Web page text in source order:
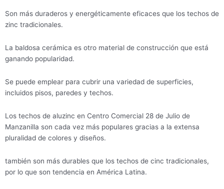
Son más duraderos y energéticamente eficaces que los techos de
zinc tradicionales.
La baldosa cerámica es otro material de construcción que está
ganando popularidad.
Se puede emplear para cubrir una variedad de superficies,
incluidos pisos, paredes y techos.
Los techos de aluzinc en Centro Comercial 28 de Julio de
Manzanilla son cada vez más populares gracias a la extensa
pluralidad de colores y diseños.
también son más durables que los techos de cinc tradicionales,
por lo que son tendencia en América Latina.